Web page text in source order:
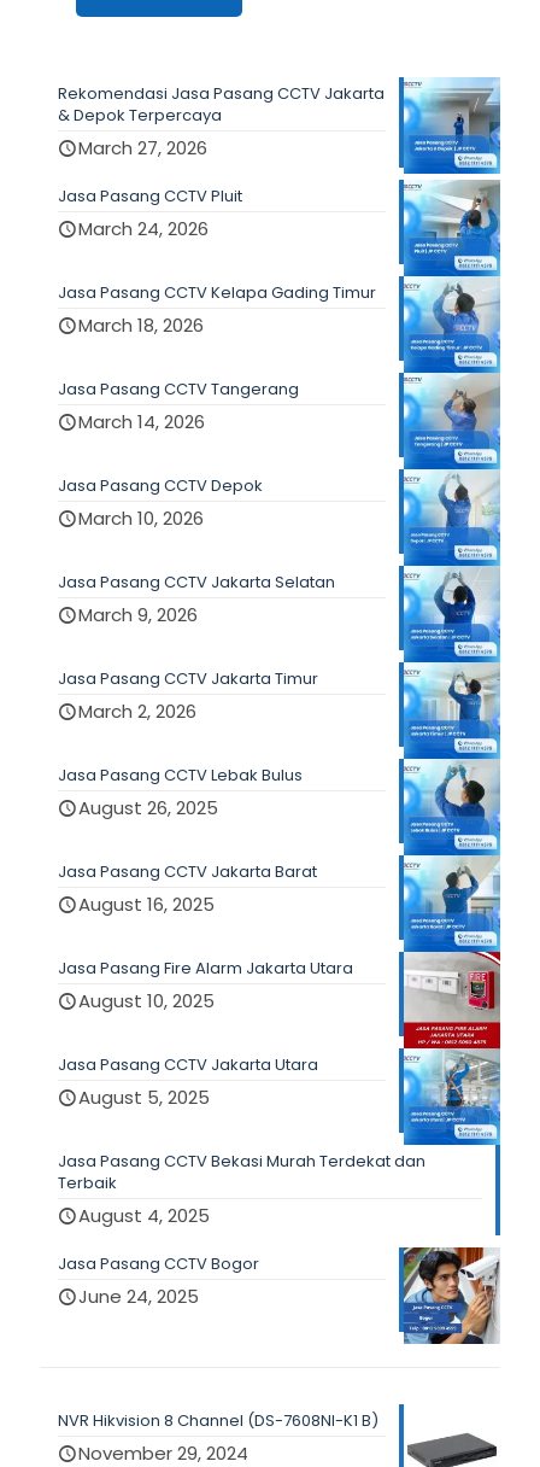
Rekomendasi Jasa Pasang CCTV Jakarta
& Depok Terpercaya
March 27, 2026
Jasa Pasang CCTV Pluit
March 24, 2026
Jasa Pasang CCTV Kelapa Gading Timur
March 18, 2026
Jasa Pasang CCTV Tangerang
March 14, 2026
Jasa Pasang CCTV Depok
March 10, 2026
Jasa Pasang CCTV Jakarta Selatan
March 9, 2026
Jasa Pasang CCTV Jakarta Timur
March 2, 2026
Jasa Pasang CCTV Lebak Bulus
August 26, 2025
Jasa Pasang CCTV Jakarta Barat
August 16, 2025
Jasa Pasang Fire Alarm Jakarta Utara
August 10, 2025
Jasa Pasang CCTV Jakarta Utara
August 5, 2025
Jasa Pasang CCTV Bekasi Murah Terdekat dan
Terbaik
August 4, 2025
Jasa Pasang CCTV Bogor
June 24, 2025
NVR Hikvision 8 Channel (DS-7608NI-K1 B)
November 29, 2024